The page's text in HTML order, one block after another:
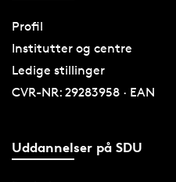
Profil
Institutter og centre
Ledige stillinger
CVR-NR: 29283958 · EAN
Uddannelser på SDU